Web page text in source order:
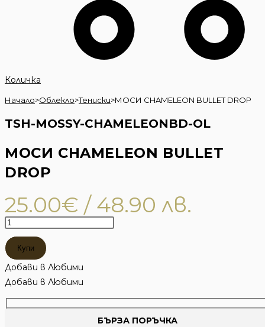
Количка
Начало>Облекло>Тениски>МОСИ CHAMELEON BULLET DROP
TSH-MOSSY-CHAMELEONBD-OL
МОСИ CHAMELEON BULLET
DROP
25.00€ / 48.90 лв.
количество
за
МОСИ
CHAMELEON
BULLET
DROP
Купи
Добави в Любими
Добави в Любими
БЪРЗА ПОРЪЧКА